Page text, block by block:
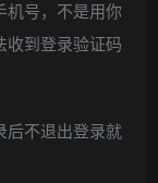
机号，不是用你
收到登录验证码
后不退出登录就